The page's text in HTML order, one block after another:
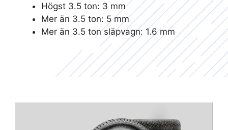
Högst 3.5 ton: 3 mm
Mer än 3.5 ton: 5 mm
Mer än 3.5 ton släpvagn: 1.6 mm